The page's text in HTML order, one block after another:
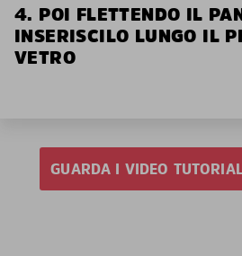
4. POI FLETTENDO IL
INSERISCILO LUNGO IL
VETRO
GUARDA I VIDEO